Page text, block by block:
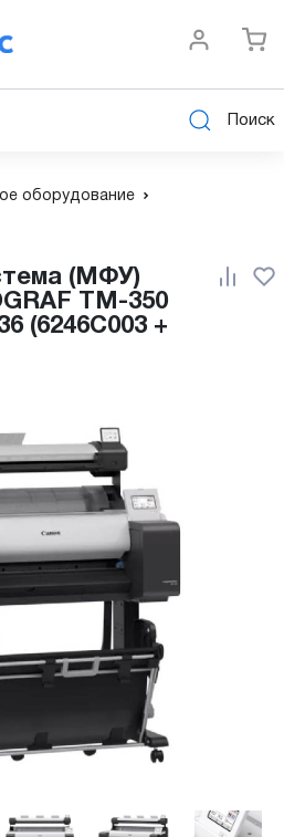
Поиск
оборудование
TM-350
(6246C003 +